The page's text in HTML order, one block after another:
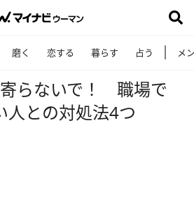
磨く 恋する 暮らす 占う メ
らないで！ 職場で
人との対処法4つ